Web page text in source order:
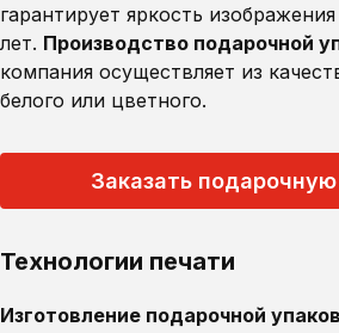
гарантирует яркость
лет. Производство подарочной
компания осуществляет из
белого или цветного.
Заказать подарочную
Технологии печати
Изготовление подарочной